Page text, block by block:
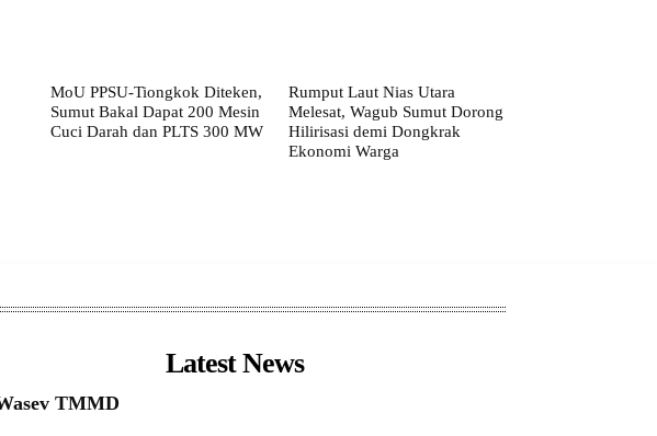
MoU PPSU-Tiongkok Diteken,
Sumut Bakal Dapat 200 Mesin
Cuci Darah dan PLTS 300 MW
Rumput Laut Nias Utara
Melesat, Wagub Sumut Dorong
Hilirisasi demi Dongkrak
Ekonomi Warga
TMMD
Latest News